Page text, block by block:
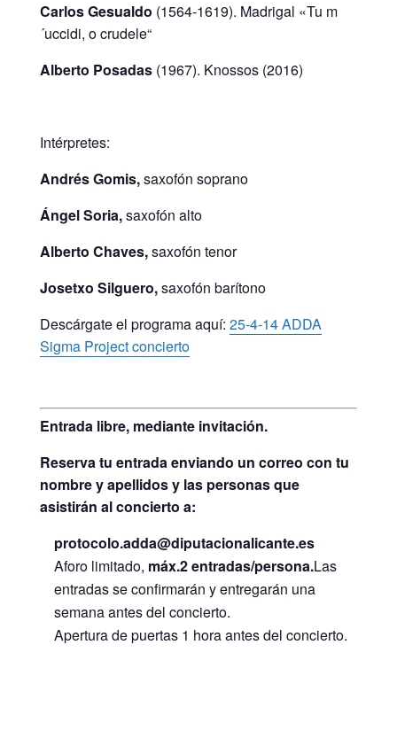
Carlos Gesualdo (1564-1619). Madrigal «Tu m
´uccidi, o crudele“
Alberto Posadas(1967). Knossos (2016)
Intérpretes:
AndrésGomis,saxofón soprano
Ángel Soria,saxofón alto
Alberto Chaves,saxofón tenor
Josetxo Silguero,saxofón barítono
Descárgate el programa aquí: 25-4-14 ADDA
Sigma Project concierto
Entrada libre, mediante invitación.
Reserva tu entrada enviando un correo con tu
nombre y apellidos y las personas que
asistirán al concierto a:
protocolo.adda@diputacionalicante.es
Aforo limitado, máx.2 entradas/persona.Las
entradas se confirmarán y entregarán una
semana antes del concierto.
Apertura de puertas 1 hora antes del concierto.